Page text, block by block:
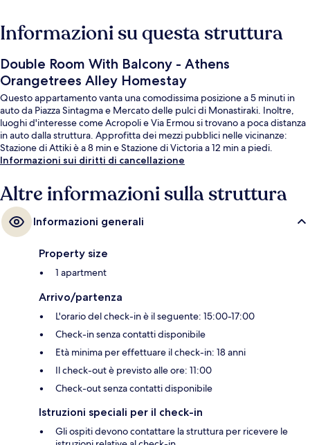
Informazioni su questa struttura
Double Room With Balcony - Athens
Orangetrees Alley Homestay
Questo appartamento vanta una comodissima posizione a 5 minuti in
auto da Piazza Sintagma e Mercato delle pulci di Monastiraki. Inoltre,
luoghi d'interesse come Acropoli e Via Ermou si trovano a poca distanza
in auto dalla struttura. Approfitta dei mezzi pubblici nelle vicinanze:
Stazione di Attiki è a 8 min e Stazione di Victoria a 12 min a piedi.
Informazioni sui diritti di cancellazione
Altre informazioni sulla struttura
Informazioni generali
Property size
1 apartment
Arrivo/partenza
L'orario del check-in è il seguente: 15:00-17:00
Check-in senza contatti disponibile
Età minima per effettuare il check-in: 18 anni
Il check-out è previsto alle ore: 11:00
Check-out senza contatti disponibile
Istruzioni speciali per il check-in
Gli ospiti devono contattare la struttura per ricevere le